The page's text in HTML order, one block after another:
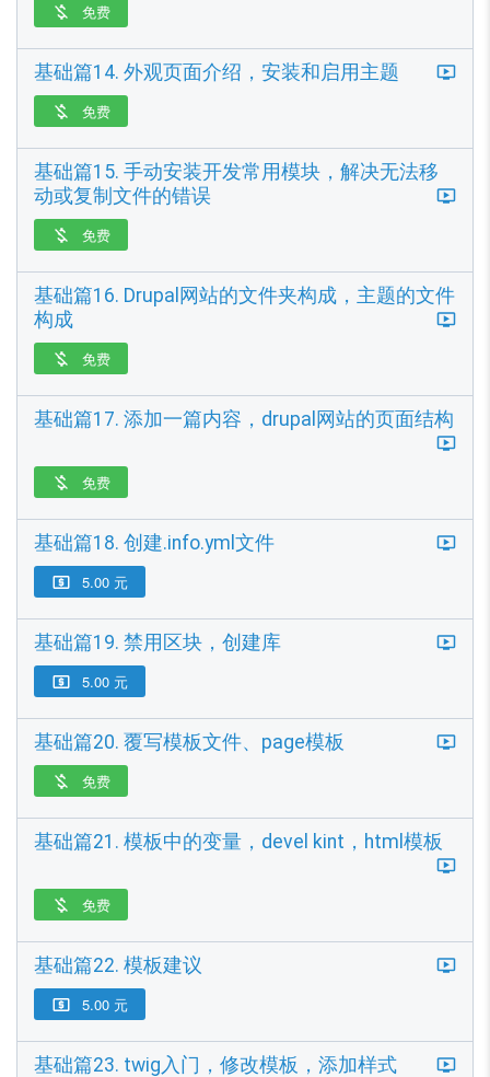
 免费
基础篇14. 外观页面介绍，安装和启用主题
 免费
基础篇15. 手动安装开发常用模块，解决无法移
动或复制文件的错误
 免费
基础篇16. Drupal网站的文件夹构成，主题的文件
构成
 免费
基础篇17. 添加一篇内容，drupal网站的页面结构
 免费
基础篇18. 创建.info.yml文件
 5.00 元
基础篇19. 禁用区块，创建库
 5.00 元
基础篇20. 覆写模板文件、page模板
 免费
基础篇21. 模板中的变量，devel kint，html模板
 免费
基础篇22. 模板建议
 5.00 元
基础篇23. twig入门，修改模板，添加样式